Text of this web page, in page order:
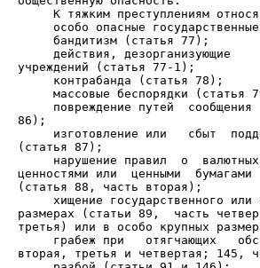
действия, дезорганизующие
повреждение путей  сообщения
изготовление или   сбыт
нарушение правил  о
ценностями или  ценными
хищение государственного или
размерах (статьи 89,  часть
грабеж при   отягчающих